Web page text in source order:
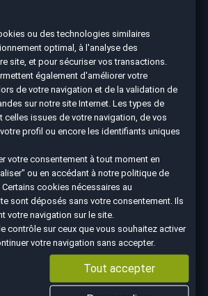
4.7
8590 avis Google
service dans toute la France
Ajaccio
Aurillac
Bergerac
Bordeaux lac
Bougival
Brest
ou des technologies similaires
optimal, à l'analyse des
site, et pour sécuriser vos transactions.
également d'améliorer votre
de votre navigation et de la validation de
sur notre site Internet. Les types de
celles issues de votre navigation, de vos
profil ou encore les identifiants uniques
votre consentement à tout moment en
ou en accédant à notrepolitique de
. Certains cookies nécessaires au
sont déposés sans votre consentement. Ils
votre navigation sur le site.
contrôle sur ceux que vous souhaitez activer
votre navigation sans accepter.
Tout accepter